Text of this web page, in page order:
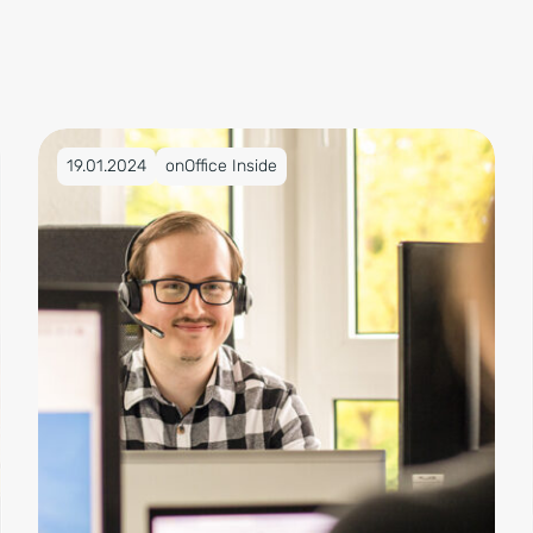
Veröffentlicht am 19.01.2024
19.01.2024 onOffice Inside